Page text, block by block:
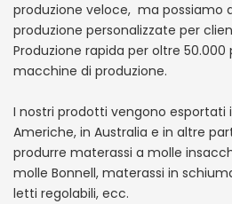
produzione veloce, ma possiamo
produzione personalizzate per
Produzione rapida per oltre 50.000
macchine di produzione.
I nostri prodotti vengono esportati
Americhe, in Australia e in altre
produrre materassi a molle
molle Bonnell, materassi in
letti regolabili, ecc.